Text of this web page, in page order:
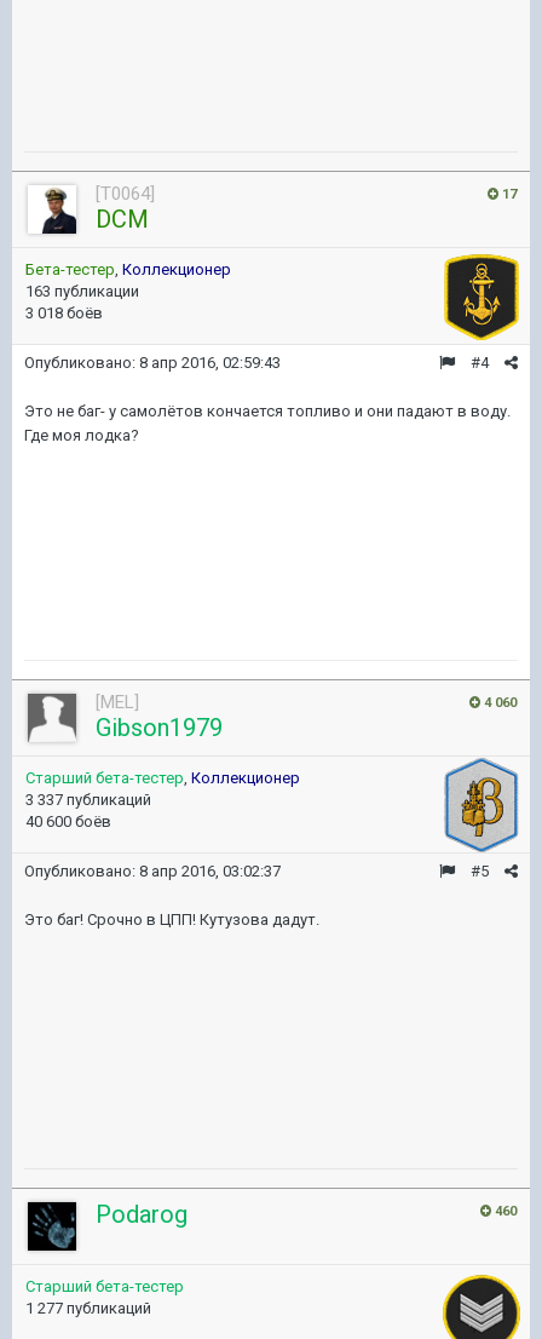
17
[T0064]
DCM
Бета-тестер Коллекционер
163 публикации
3 018 боёв
#4
Опубликовано: 8 апр 2016, 02:59:43
Это не баг- у самолётов кончается топливо и они падают в воду.
Где моя лодка?
4 060
[MEL]
Gibson1979
Старший бета-тестер Коллекционер
3 337 публикаций
40 600 боёв
#5
Опубликовано: 8 апр 2016, 03:02:37
Это баг! Срочно в ЦПП! Кутузова дадут.
460
Podarog
Старший бета-тестер
1 277 публикаций